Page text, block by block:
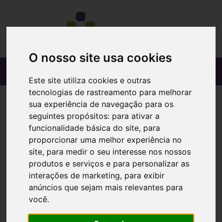
O nosso site usa cookies
Este site utiliza cookies e outras
tecnologias de rastreamento para melhorar
sua experiência de navegação para os
seguintes propósitos: para ativar a
funcionalidade básica do site, para
proporcionar uma melhor experiência no
site, para medir o seu interesse nos nossos
produtos e serviços e para personalizar as
interações de marketing, para exibir
anúncios que sejam mais relevantes para
você.